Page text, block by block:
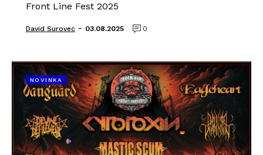
Front Line Fest 2025
David Surovec - 03.08.2025 0
NOVINKA